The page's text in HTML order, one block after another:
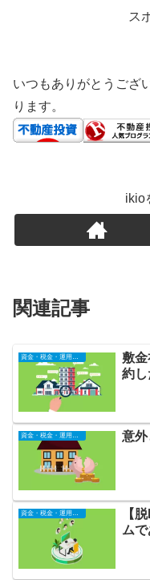
ス
いつもありがとうござ
ります。
ikio
関連記事
資金・税金・運用全般
敷
約
意
資金・税金・運用全般
【
ム